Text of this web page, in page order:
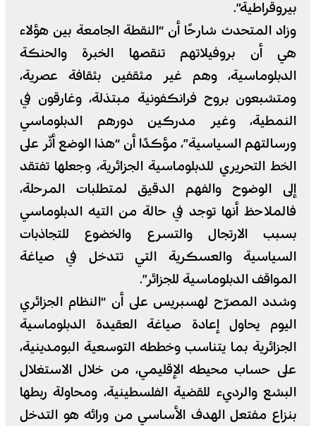
بيروقراطية”.
وزاد المتحدث شارحًا أن “النقطة الجامعة بين هؤلاء
هي أن بروفيلاتهم تنقصها الخبرة والحنكة
الدبلوماسية، وهم غير مثقفين بثقافة عصرية،
ومتشبعون بروح فرانكفونية مبتذلة، وغارقون في
النمطية، وغير مدركين دورهم الدبلوماسي
ورسالتهم السياسية”، مؤكدًا أن “هذا الوضع أثّر على
الخط التحريري للدبلوماسية الجزائرية، وجعلها تفتقد
إلى الوضوح والفهم الدقيق لمتطلبات المرحلة،
فالملاحظ أنها توجد في حالة من التيه الدبلوماسي
بسبب الارتجال والتسرع والخضوع للتجاذبات
السياسية والعسكرية التي تتدخل في صياغة
المواقف الدبلوماسية للجزائر”.
وشدد المصرّح لهسبريس على أن “النظام الجزائري
اليوم يحاول إعادة صياغة العقيدة الدبلوماسية
الجزائرية بما يتناسب وخططه التوسعية البومدينية،
على حساب محيطه الإقليمي، من خلال الاستغلال
البشع والرديء للقضية الفلسطينية، ومحاولة ربطها
بنزاع مفتعل الهدف الأساسي من ورائه هو التدخل